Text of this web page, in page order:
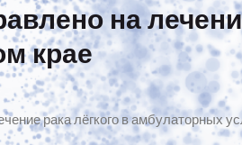
на
крае
рака лёгкого в амбулаторных